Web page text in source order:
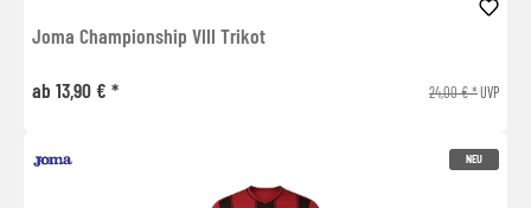
Joma Championship VIII Trikot
ab 13,90 € * 24,00 € *UVP
NEU